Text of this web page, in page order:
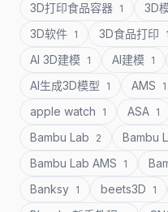
3D打印食品容器 1 3D
3D软件 1 3D食品打印 1
AI 3D建模 1 AI建模 1
AI生成3D模型 1 AMS 1
apple watch 1 ASA 1
Bambu Lab 2 Bambu
Bambu Lab AMS 1
Banksy 1 beets3D 1